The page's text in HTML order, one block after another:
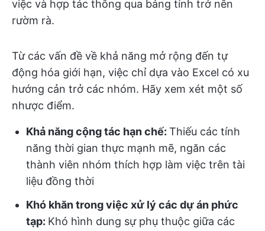
việc và hợp tác thông qua bảng tính trở nên
rườm rà.
Từ các vấn đề về khả năng mở rộng đến tự
động hóa giới hạn, việc chỉ dựa vào Excel có xu
hướng cản trở các nhóm. Hãy xem xét một số
nhược điểm.
Khả năng cộng tác hạn chế: Thiếu các tính
năng thời gian thực mạnh mẽ, ngăn các
thành viên nhóm thích hợp làm việc trên tài
liệu đồng thời
Khó khăn trong việc xử lý các dự án phức
tạp: Khó hình dung sự phụ thuộc giữa các